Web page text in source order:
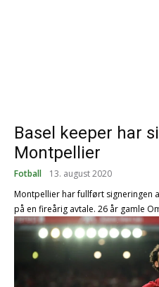
Basel keeper har
Montpellier
Fotball 13. august 2020
Montpellier har fullført signeringen
på en fireårig avtale.